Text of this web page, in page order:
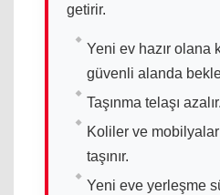
getirir.
Yeni ev hazır olana
güvenli alanda
Taşınma telaşı azalır.
Koliler ve
taşınır.
Yeni eve yerleşme